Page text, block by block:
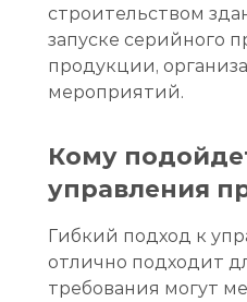
строительством
запуске серийного
продукции,
мероприятий.
Кому
управления
Гибкий подход к
отлично подходит
требования могут